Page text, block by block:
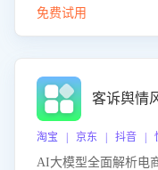
免费试用
客诉舆情
淘宝 | 京东 | 抖音 |
AI大模型全面解析电